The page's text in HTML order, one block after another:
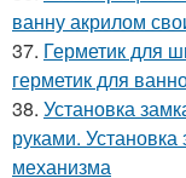
ванну акрилом
37. Герметик для
герметик для
38. Установка
руками.
механизма